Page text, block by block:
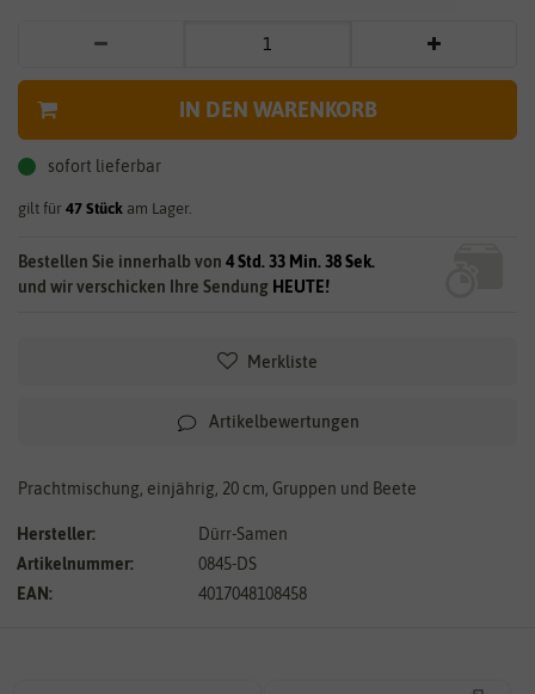
IN DEN WARENKORB
sofort lieferbar
gilt für 47 Stück am Lager.
Bestellen Sie innerhalb von 4 Std. 33 Min. 37 Sek.
und wir verschicken Ihre Sendung HEUTE!
Merkliste
Artikelbewertungen
Prachtmischung, einjährig, 20 cm, Gruppen und Beete
Hersteller:
Dürr-Samen
Artikelnummer:
0845-DS
EAN:
4017048108458